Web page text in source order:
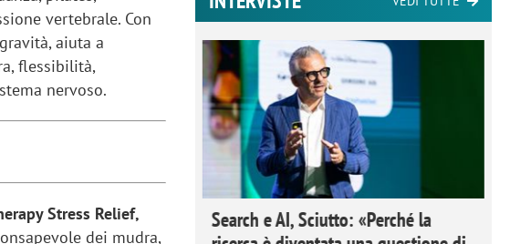
vertebrale. Con
aiuta a
flessibilità,
nervoso.
Stress Relief,
dei mudra,
Neri, Ipsos
Search e AI, Sciutto: «Perché la